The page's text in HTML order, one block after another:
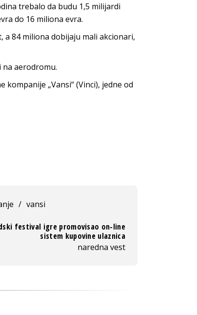
trebalo da budu 1,5 milijardi
do 16 miliona evra.
a 84 miliona dobijaju mali akcionari,
na aerodromu.
kompanije „Vansi“ (Vinci), jedne od
/ vansi
festival igre promovisao on-line
sistem kupovine ulaznica
naredna vest